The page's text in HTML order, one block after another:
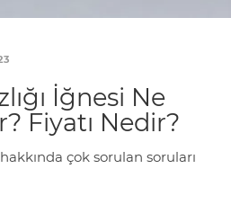
İğnesi Ne
Fiyatı Nedir?
çok sorulan soruları